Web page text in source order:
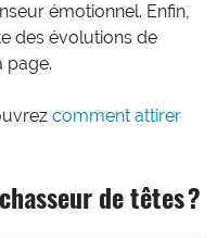
émotionnel. Enfin,
des évolutions de
page.
comment attirer
de têtes ?